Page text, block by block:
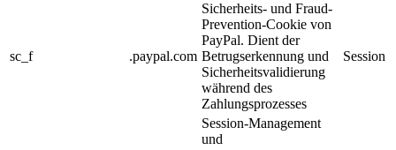
sc_f .paypal.com
Sicherheits- und Fraud-
Prevention-Cookie von
PayPal. Dient der
Betrugserkennung und
Sicherheitsvalidierung
während des
Zahlungsprozesses
Session
Session-Management
und